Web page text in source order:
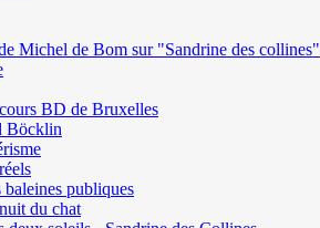
Michel de Bom sur "Sandrine des collines"
BD de Bruxelles
Böcklin
publiques
du chat